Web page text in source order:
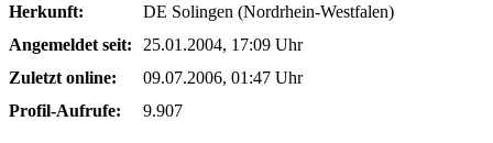
Herkunft:
DE Solingen (Nordrhein-Westfalen)
Angemeldet seit:
25.01.2004, 17:09 Uhr
Zuletzt online:
09.07.2006, 01:47 Uhr
Profil-Aufrufe:
9.907